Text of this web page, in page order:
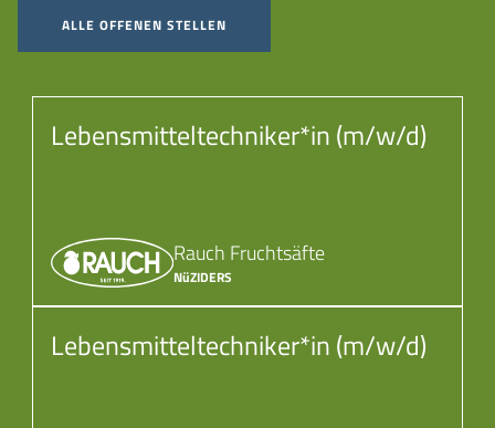
ALLE OFFENEN STELLEN
Lebensmitteltechniker*in (m/w/d)
Rauch Fruchtsäfte
NüZIDERS
Lebensmitteltechniker*in (m/w/d)